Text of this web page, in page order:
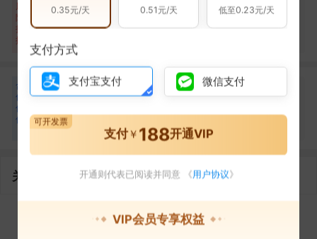
风
险
扫
描
暂无风险
合
作
伙
伴
张 张羽
合作1次
海城昊成耐火材料有限公司
关联企业
0.35元/天 0.51元/天 低至0.23元/天
支付方式
支付宝支付 微信支付
支付￥ 188开通VIP
可开发票
开通则代表已阅读并同意 《用户协议》
VIP会员专享权益